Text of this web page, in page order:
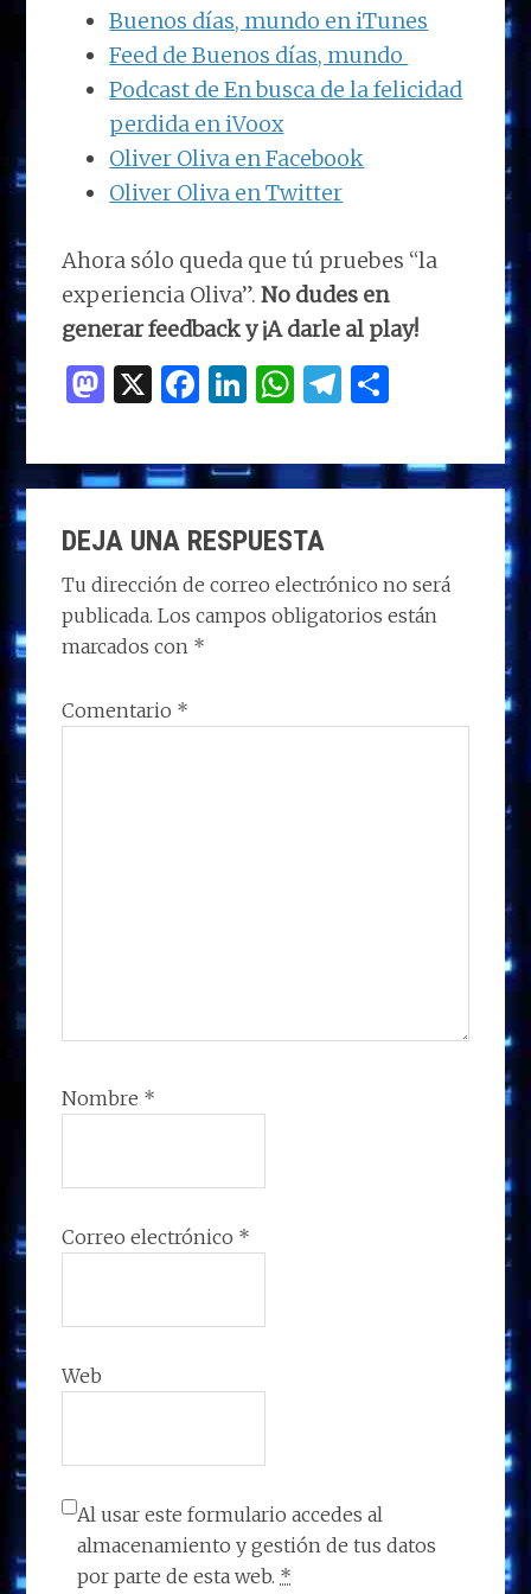
Buenos días, mundo en iTunes
Feed de Buenos días, mundo
Podcast de En busca de la felicidad
perdida en iVoox
Oliver Oliva en Facebook
Oliver Oliva en Twitter
Ahora sólo queda que tú pruebes “la
experiencia Oliva”.No dudes en
generar feedback y ¡A darle al play!
M
to
d
o
n
X F
ce
b
o
o
k
Li
k
e
dI
n
W
at
s
A
p
p
T
e
g
m
m
p
ti
r
INTERACCIONES
CON
LOS
LECTORES
DEJA UNA RESPUESTA
Tu dirección de correo electrónico no será
publicada. Los campos obligatorios están
marcados con *
Comentario *
Nombre *
Correo electrónico *
Web
Al usar este formulario accedes al
almacenamiento y gestión de tus datos
por parte de esta web. *